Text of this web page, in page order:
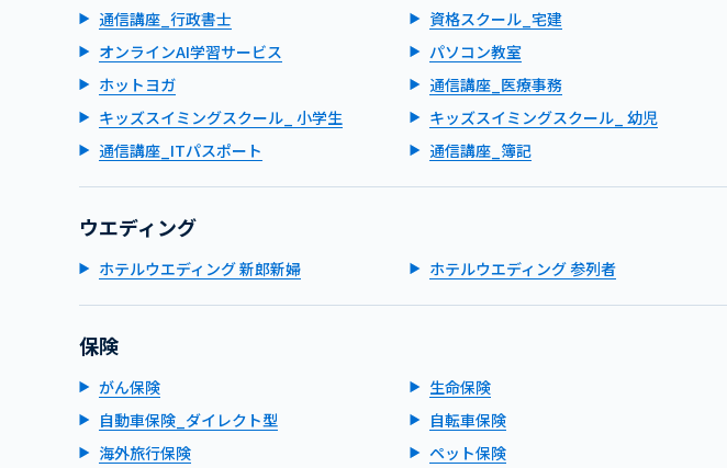
通信講座_行政書士 資格スクール_宅建
オンラインAI学習サービス
パソコン教室
ホットヨガ
通信講座_医療事務
キッズスイミングスクール_ 小学生
キッズスイミングスクール_ 幼児
通信講座_ITパスポート
通信講座_簿記
ウエディング
ホテルウエディング 新郎新婦 ホテルウエディング 参列者
保険
がん保険 生命保険
自動車保険_ダイレクト型
自転車保険
海外旅行保険
ペット保険